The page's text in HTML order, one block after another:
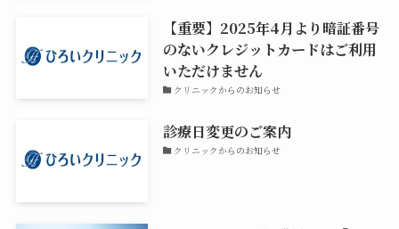
【重要】2025年4月より暗証番号
のないクレジットカードはご利用
いただけません
クリニックからのお知らせ
診療日変更のご案内
クリニックからのお知らせ